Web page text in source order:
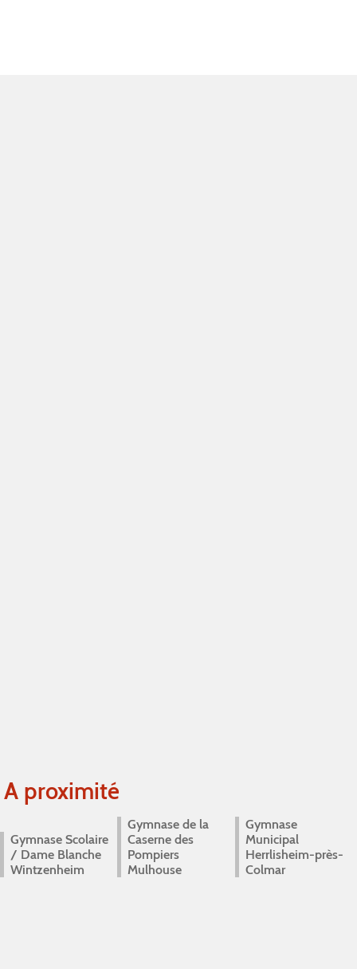
A proximité
Gymnase Scolaire
/ Dame Blanche
Wintzenheim
Gymnase de la
Caserne des
Pompiers
Mulhouse
Gymnase
Municipal
Herrlisheim-près-
Colmar